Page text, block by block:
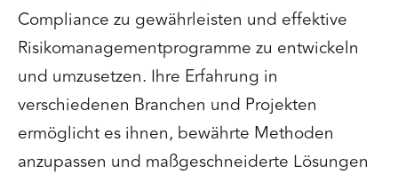
Compliance zu gewährleisten und effektive
Risikomanagementprogramme zu entwickeln
und umzusetzen. Ihre Erfahrung in
verschiedenen Branchen und Projekten
ermöglicht es ihnen, bewährte Methoden
anzupassen und maßgeschneiderte Lösungen